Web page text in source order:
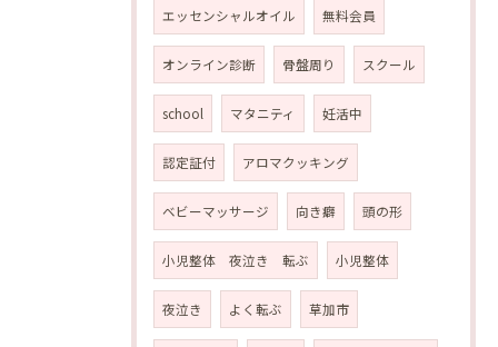
エッセンシャルオイル 無料会員
オンライン診断 骨盤周り スクール
school マタニティ 妊活中
認定証付 アロマクッキング
ベビーマッサージ 向き癖 頭の形
小児整体 夜泣き 転ぶ 小児整体
夜泣き よく転ぶ 草加市